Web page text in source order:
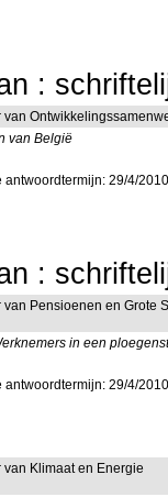
:
van
van België
antwoordtermijn: 29/4/
:
van Pensioenen en Grote
in een
antwoordtermijn: 29/4/
van Klimaat en Energie